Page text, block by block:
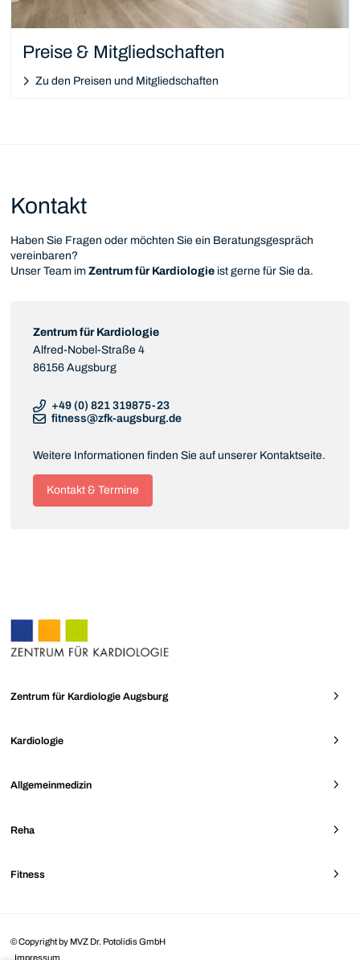
Preise & Mitgliedschaften
Zu den Preisen und Mitgliedschaften
Kontakt
Haben Sie Fragen oder möchten Sie ein Beratungsgespräch
vereinbaren?
Unser Team imZentrum für Kardiologie ist gerne für Sie da.
Zentrum für Kardiologie
Alfred-Nobel-Straße 4
86156 Augsburg
+49 (0) 821 319875-23
fitness@zfk-augsburg.de
Weitere Informationen finden Sie auf unserer Kontaktseite.
Kontakt & Termine
Zentrum für Kardiologie Augsburg
Kardiologie
Allgemeinmedizin
Reha
Fitness
© Copyright by MVZ Dr. Potolidis GmbH
Impressum